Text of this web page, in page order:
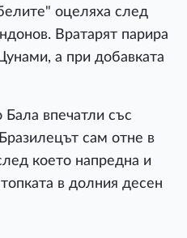
оцеляха след
Вратарят парира
а при добавката
впечатли със
сам отне в
което напредна и
в долния десен